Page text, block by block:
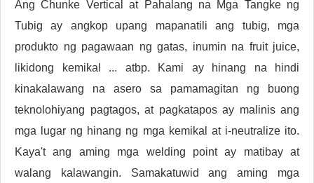
Ang Chunke Vertical at Pahalang na Mga Tangke ng
Tubig ay angkop upang mapanatili ang tubig, mga
produkto ng pagawaan ng gatas, inumin na fruit juice,
likidong kemikal ... atbp. Kami ay hinang na hindi
kinakalawang na asero sa pamamagitan ng buong
teknolohiyang pagtagos, at pagkatapos ay malinis ang
mga lugar ng hinang ng mga kemikal at i-neutralize ito.
Kaya't ang aming mga welding point ay matibay at
walang kalawangin. Samakatuwid ang aming mga